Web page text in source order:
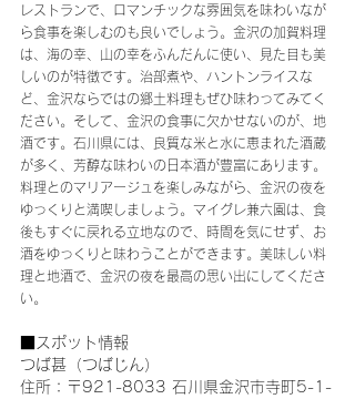
レストランで、ロマンチックな雰囲気を味わいなが
ら食事を楽しむのも良いでしょう。金沢の加賀料理
は、海の幸、山の幸をふんだんに使い、見た目も美
しいのが特徴です。治部煮や、ハントンライスな
ど、金沢ならではの郷土料理もぜひ味わってみてく
ださい。そして、金沢の食事に欠かせないのが、地
酒です。石川県には、良質な米と水に恵まれた酒蔵
が多く、芳醇な味わいの日本酒が豊富にあります。
料理とのマリアージュを楽しみながら、金沢の夜を
ゆっくりと満喫しましょう。マイグレ兼六園は、食
後もすぐに戻れる立地なので、時間を気にせず、お
酒をゆっくりと味わうことができます。美味しい料
理と地酒で、金沢の夜を最高の思い出にしてくださ
い。
■スポット情報
つば甚（つばじん）
住所：〒921-8033 石川県金沢市寺町5-1-